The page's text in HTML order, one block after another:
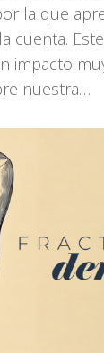
la que
cuenta.
impacto
nuestra…